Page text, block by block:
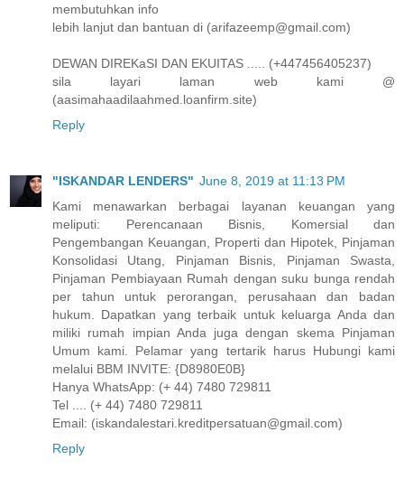
membutuhkan info
lebih lanjut dan bantuan di (arifazeemp@gmail.com)
DEWAN DIREKaSI DAN EKUITAS ..... (+447456405237)
sila layari laman web kami @
(aasimahaadilaahmed.loanfirm.site)
Reply
"ISKANDAR LENDERS" June 8, 2019 at 11:13 PM
Kami menawarkan berbagai layanan keuangan yang
meliputi: Perencanaan Bisnis, Komersial dan
Pengembangan Keuangan, Properti dan Hipotek, Pinjaman
Konsolidasi Utang, Pinjaman Bisnis, Pinjaman Swasta,
Pinjaman Pembiayaan Rumah dengan suku bunga rendah
per tahun untuk perorangan, perusahaan dan badan
hukum. Dapatkan yang terbaik untuk keluarga Anda dan
miliki rumah impian Anda juga dengan skema Pinjaman
Umum kami. Pelamar yang tertarik harus Hubungi kami
melalui BBM INVITE: {D8980E0B}
Hanya WhatsApp: (+ 44) 7480 729811
Tel .... (+ 44) 7480 729811
Email: (iskandalestari.kreditpersatuan@gmail.com)
Reply